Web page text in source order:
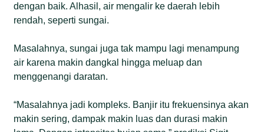
dengan baik. Alhasil, air mengalir ke daerah lebih
rendah, seperti sungai.
Masalahnya, sungai juga tak mampu lagi menampung
air karena makin dangkal hingga meluap dan
menggenangi daratan.
“Masalahnya jadi kompleks. Banjir itu frekuensinya akan
makin sering, dampak makin luas dan durasi makin